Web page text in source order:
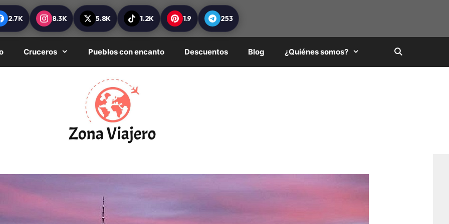
2.7K 8.3K 5.8K 1.2K 1.9 253
Cruceros Pueblos con encanto Descuentos Blog ¿Quiénes somos?